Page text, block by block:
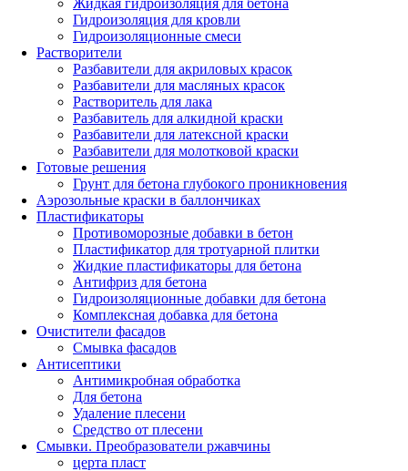
Жидкая гидроизоляция для бетона
Гидроизоляция для кровли
Гидроизоляционные смеси
Растворители
Разбавители для акриловых красок
Разбавители для масляных красок
Растворитель для лака
Разбавитель для алкидной краски
Разбавители для латексной краски
Разбавители для молотковой краски
Готовые решения
Грунт для бетона глубокого проникновения
Аэрозольные краски в баллончиках
Пластификаторы
Противоморозные добавки в бетон
Пластификатор для тротуарной плитки
Жидкие пластификаторы для бетона
Антифриз для бетона
Гидроизоляционные добавки для бетона
Комплексная добавка для бетона
Очистители фасадов
Смывка фасадов
Антисептики
Антимикробная обработка
Для бетона
Удаление плесени
Средство от плесени
Смывки. Преобразователи ржавчины
церта пласт